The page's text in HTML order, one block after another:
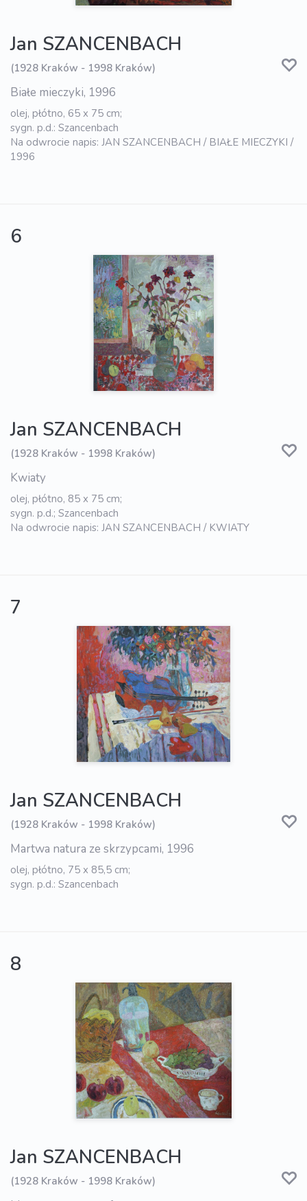
Jan SZANCENBACH
(1928 Kraków - 1998 Kraków)
Białe mieczyki, 1996
olej, płótno, 65 x 75 cm;
sygn. p.d.: Szancenbach
Na odwrocie napis: JAN SZANCENBACH / BIAŁE MIECZYKI /
1996
6
Jan SZANCENBACH
(1928 Kraków - 1998 Kraków)
Kwiaty
olej, płótno, 85 x 75 cm;
sygn. p.d.; Szancenbach
Na odwrocie napis: JAN SZANCENBACH / KWIATY
7
Jan SZANCENBACH
(1928 Kraków - 1998 Kraków)
Martwa natura ze skrzypcami, 1996
olej, płótno, 75 x 85,5 cm;
sygn. p.d.: Szancenbach
8
Jan SZANCENBACH
(1928 Kraków - 1998 Kraków)